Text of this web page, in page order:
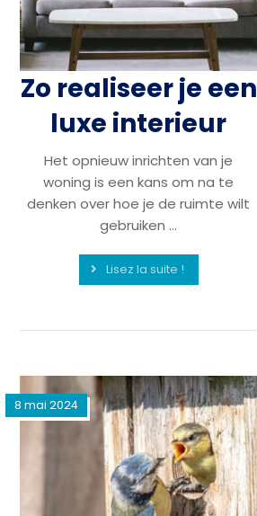
Zo realiseer je een
luxe interieur
Het opnieuw inrichten van je
woning is een kans om na te
denken over hoe je de ruimte wilt
gebruiken ...
Lisez la suite !
8 mai 2024